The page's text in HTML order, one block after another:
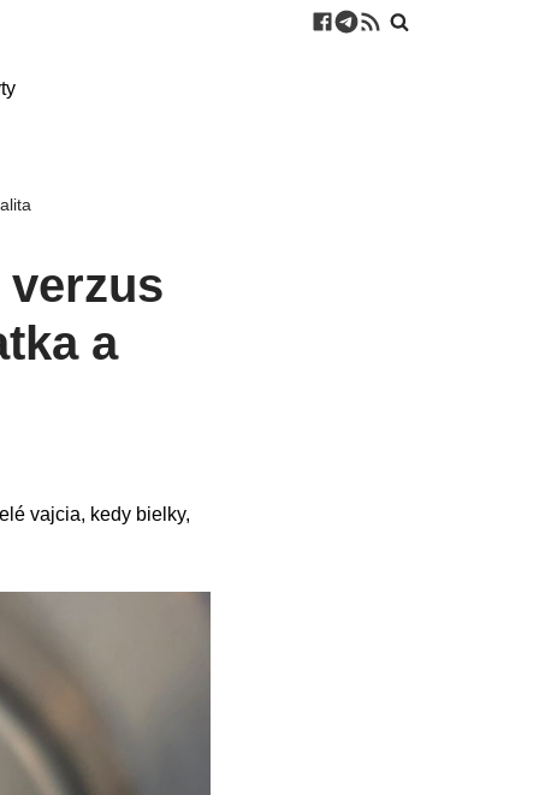
verzus
a
vajcia, kedy bielky,